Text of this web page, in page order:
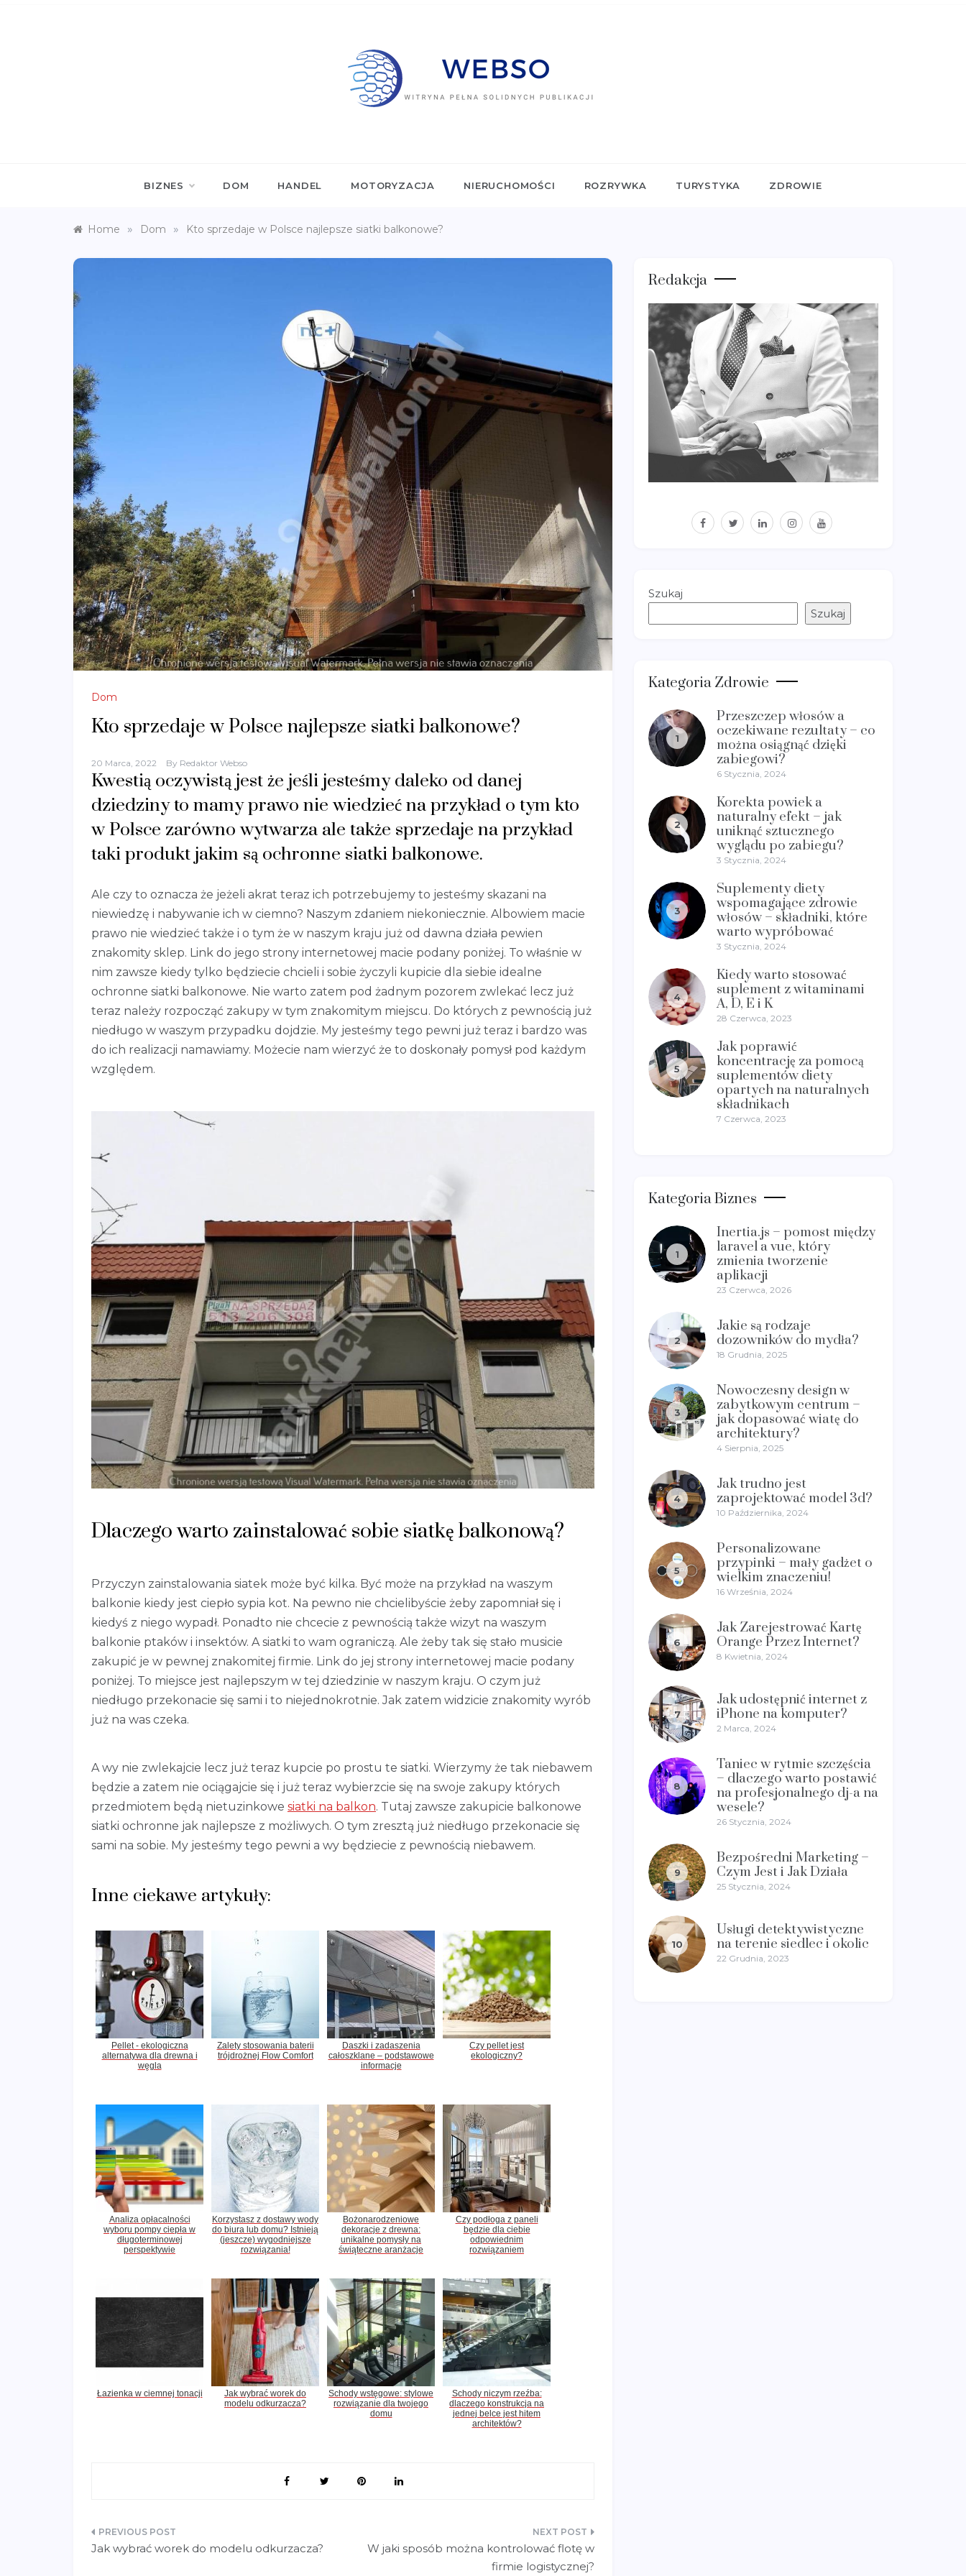
BIZNES DOM HANDEL MOTORYZACJA NIERUCHOMOŚCI ROZRYWKA TURYSTYKA ZDROWIE
Home » Dom » Kto sprzedaje w Polsce najlepsze siatki balkonowe?
Dom
Kto sprzedaje w Polsce najlepsze siatki balkonowe?
20 Marca, 2022 By Redaktor Webso
Kwestią oczywistą jest że jeśli jesteśmy daleko od danej
dziedziny to mamy prawo nie wiedzieć na przykład o tym kto
w Polsce zarówno wytwarza ale także sprzedaje na przykład
taki produkt jakim są ochronne siatki balkonowe.
Ale czy to oznacza że jeżeli akrat teraz ich potrzebujemy to jesteśmy skazani na
niewiedzę i nabywanie ich w ciemno? Naszym zdaniem niekoniecznie. Albowiem macie
prawo nie wiedzieć także i o tym że w naszym kraju już od dawna działa pewien
znakomity sklep. Link do jego strony internetowej macie podany poniżej. To właśnie w
nim zawsze kiedy tylko będziecie chcieli i sobie życzyli kupicie dla siebie idealne
ochronne siatki balkonowe. Nie warto zatem pod żadnym pozorem zwlekać lecz już
teraz należy rozpocząć zakupy w tym znakomitym miejscu. Do których z pewnością już
niedługo w waszym przypadku dojdzie. My jesteśmy tego pewni już teraz i bardzo was
do ich realizacji namawiamy. Możecie nam wierzyć że to doskonały pomysł pod każdym
względem.
Dlaczego warto zainstalować sobie siatkę balkonową?
Przyczyn zainstalowania siatek może być kilka. Być może na przykład na waszym
balkonie kiedy jest ciepło sypia kot. Na pewno nie chcielibyście żeby zapomniał się i
kiedyś z niego wypadł. Ponadto nie chcecie z pewnością także wizyt na waszym
balkonie ptaków i insektów. A siatki to wam ograniczą. Ale żeby tak się stało musicie
zakupić je w pewnej znakomitej firmie. Link do jej strony internetowej macie podany
poniżej. To miejsce jest najlepszym w tej dziedzinie w naszym kraju. O czym już
niedługo przekonacie się sami i to niejednokrotnie. Jak zatem widzicie znakomity wyrób
już na was czeka.
A wy nie zwlekajcie lecz już teraz kupcie po prostu te siatki. Wierzymy że tak niebawem
będzie a zatem nie ociągajcie się i już teraz wybierzcie się na swoje zakupy których
przedmiotem będą nietuzinkowe siatki na balkon. Tutaj zawsze zakupicie balkonowe
siatki ochronne jak najlepsze z możliwych. O tym zresztą już niedługo przekonacie się
sami na sobie. My jesteśmy tego pewni a wy będziecie z pewnością niebawem.
Inne ciekawe artykuły:
Pellet - ekologiczna
alternatywa dla drewna i
węgla
Zalety stosowania baterii
trójdrożnej Flow Comfort
Daszki i zadaszenia
całoszklane – podstawowe
informacje
Czy pellet jest
ekologiczny?
Analiza opłacalności
wyboru pompy ciepła w
długoterminowej
perspektywie
Korzystasz z dostawy wody
do biura lub domu? Istnieją
(jeszcze) wygodniejsze
rozwiązania!
Bożonarodzeniowe
dekoracje z drewna:
unikalne pomysły na
świąteczne aranżacje
Czy podłoga z paneli
będzie dla ciebie
odpowiednim
rozwiązaniem
Łazienka w ciemnej tonacji
Jak wybrać worek do
modelu odkurzacza?
Schody wstęgowe: stylowe
rozwiązanie dla twojego
domu
Schody niczym rzeźba:
dlaczego konstrukcja na
jednej belce jest hitem
architektów?
Nawigacja
Jak wybrać worek do modelu odkurzacza?
W jaki sposób można kontrolować flotę w
firmie logistycznej?
Redakcja
facebook
twitterlinkedininstagram
youtube
Szukaj
Szukaj
Kategoria Zdrowie
1
Przeszczep włosów a
oczekiwane rezultaty – co
można osiągnąć dzięki
zabiegowi?
6 Stycznia, 2024
2
Korekta powiek a
naturalny efekt – jak
uniknąć sztucznego
wyglądu po zabiegu?
3 Stycznia, 2024
3
Suplementy diety
wspomagające zdrowie
włosów – składniki, które
warto wypróbować
3 Stycznia, 2024
4
Kiedy warto stosować
suplement z witaminami
A, D, E i K
28 Czerwca, 2023
5
Jak poprawić
koncentrację za pomocą
suplementów diety
opartych na naturalnych
składnikach
7 Czerwca, 2023
Kategoria Biznes
1
Inertia.js – pomost między
laravel a vue, który
zmienia tworzenie
aplikacji
23 Czerwca, 2026
2
Jakie są rodzaje
dozowników do mydła?
18 Grudnia, 2025
3
Nowoczesny design w
zabytkowym centrum –
jak dopasować wiatę do
architektury?
4 Sierpnia, 2025
4
Jak trudno jest
zaprojektować model 3d?
10 Października, 2024
5
Personalizowane
przypinki – mały gadżet o
wielkim znaczeniu!
16 Września, 2024
6
Jak Zarejestrować Kartę
Orange Przez Internet?
8 Kwietnia, 2024
7
Jak udostępnić internet z
iPhone na komputer?
2 Marca, 2024
8
Taniec w rytmie szczęścia
– dlaczego warto postawić
na profesjonalnego dj-a na
wesele?
26 Stycznia, 2024
9
Bezpośredni Marketing –
Czym Jest i Jak Działa
25 Stycznia, 2024
10
Usługi detektywistyczne
na terenie siedlec i okolic
22 Grudnia, 2023